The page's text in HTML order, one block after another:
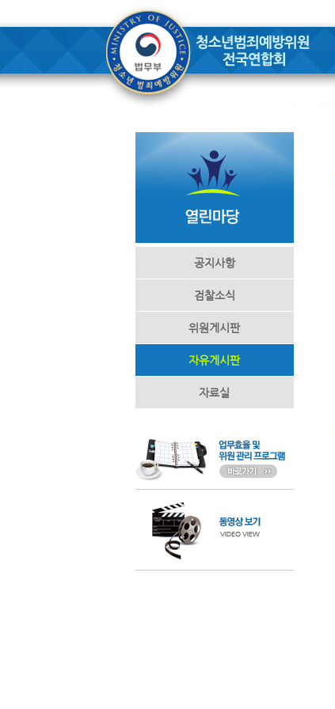
공지사항
검찰소식
위원게시판
자유게시판
자료실